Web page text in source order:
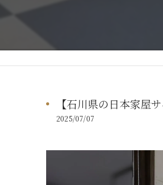
【石川県の日本家屋
2025/07/07